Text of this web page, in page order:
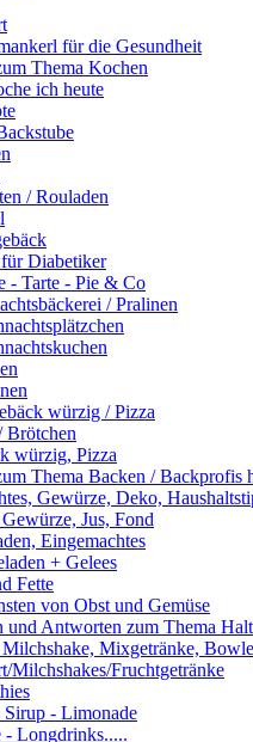
für die Gesundheit
Thema Kochen
ich heute
/ Rouladen
für Diabetiker
- Tarte - Pie & Co
/ Pralinen
würzig / Pizza
Brötchen
würzig, Pizza
Thema Backen / Backprofis
Gewürze, Deko,
Jus, Fond
Eingemachtes
+ Gelees
Fette
von Obst und Gemüse
und Antworten zum Thema
Milchshake, Mixgetränke, Bowle
Milchshakes/Fruchtgetränke
Sirup - Limonade
- Longdrinks.....